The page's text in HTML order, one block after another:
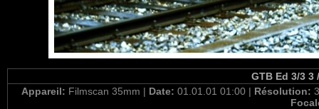
GTB Ed 3/3 3
Appareil: Filmscan 35mm | Date: 01.01.01 01:00 | Résolution: